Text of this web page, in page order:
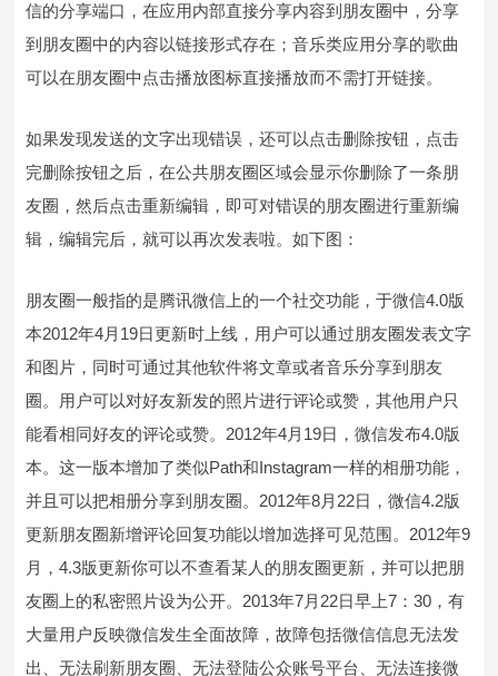
信的分享端口，在应用内部直接分享内容到朋友圈中，分享
到朋友圈中的内容以链接形式存在；音乐类应用分享的歌曲
可以在朋友圈中点击播放图标直接播放而不需打开链接。
如果发现发送的文字出现错误，还可以点击删除按钮，点击
完删除按钮之后，在公共朋友圈区域会显示你删除了一条朋
友圈，然后点击重新编辑，即可对错误的朋友圈进行重新编
辑，编辑完后，就可以再次发表啦。如下图：
朋友圈一般指的是腾讯微信上的一个社交功能，于微信4.0版
本2012年4月19日更新时上线，用户可以通过朋友圈发表文字
和图片，同时可通过其他软件将文章或者音乐分享到朋友
圈。用户可以对好友新发的照片进行评论或赞，其他用户只
能看相同好友的评论或赞。2012年4月19日，微信发布4.0版
本。这一版本增加了类似Path和Instagram一样的相册功能，
并且可以把相册分享到朋友圈。2012年8月22日，微信4.2版
更新朋友圈新增评论回复功能以增加选择可见范围。2012年9
月，4.3版更新你可以不查看某人的朋友圈更新，并可以把朋
友圈上的私密照片设为公开。2013年7月22日早上7：30，有
大量用户反映微信发生全面故障，故障包括微信信息无法发
出、无法刷新朋友圈、无法登陆公众账号平台、无法连接微